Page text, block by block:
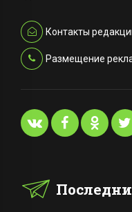
Контакты
Размещение